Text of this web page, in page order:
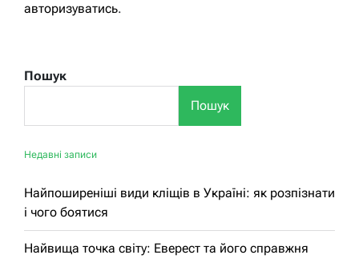
авторизуватись.
Пошук
Пошук
Недавні записи
Найпоширеніші види кліщів в Україні: як розпізнати
і чого боятися
Найвища точка світу: Еверест та його справжня